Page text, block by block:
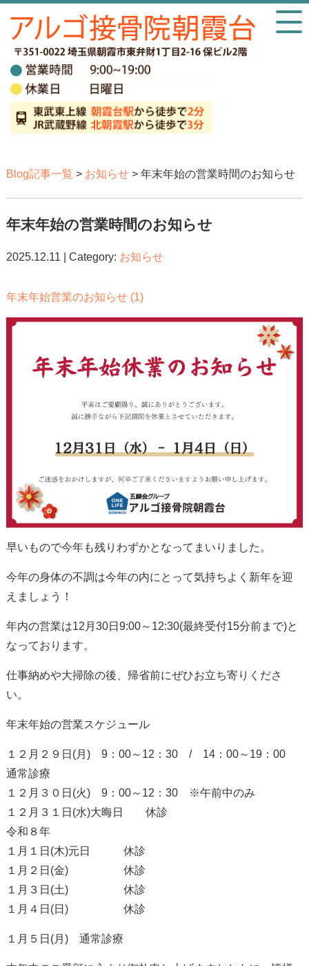
Blog記事一覧 > お知らせ> 年末年始の営業時間のお知らせ
年末年始の営業時間のお知らせ
2025.12.11 | Category: お知らせ
年末年始営業のお知らせ (1)
早いもので今年も残りわずかとなってまいりました。
今年の身体の不調は今年の内にとって気持ちよく新年を迎
えましょう！
年内の営業は12月30日9:00～12:30(最終受付15分前まで)と
なっております。
仕事納めや大掃除の後、帰省前にぜひお立ち寄りくださ
い。
年末年始の営業スケジュール
１２月２９日(月) 9：00～12：30 / 14：00～19：00
通常診療
１２月３０日(火) 9：00～12：30 ※午前中のみ
１２月３１日(水)大晦日 休診
令和８年
１月１日(木)元日 休診
１月２日(金) 休診
１月３日(土) 休診
１月４日(日) 休診
１月５日(月) 通常診療